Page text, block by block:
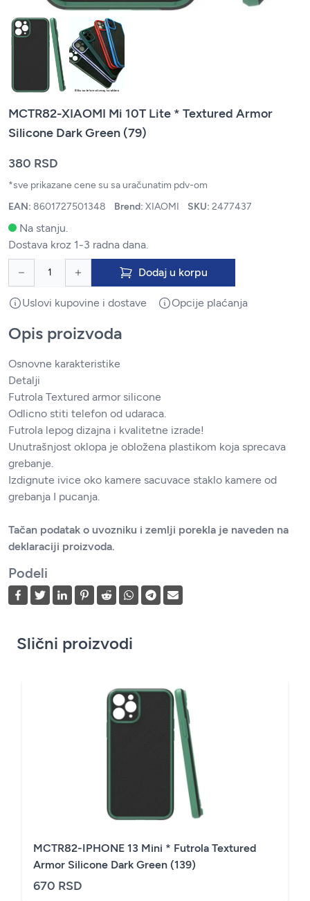
MCTR82-XIAOMI Mi 10T Lite * Textured Armor
Silicone Dark Green (79)
380 RSD
*sve prikazane cene su sa uračunatim pdv-om
EAN: 8601727501348 Brend: XIAOMI SKU: 2477437
Na stanju.
Dostava kroz 1-3 radna dana.
Dodaj u korpu
Uslovi kupovine i dostave Opcije plaćanja
Opis proizvoda
Osnovne karakteristike
Detalji
Futrola Textured armor silicone
Odlicno stiti telefon od udaraca.
Futrola lepog dizajna i kvalitetne izrade!
Unutrašnjost oklopa je obložena plastikom koja sprecava
grebanje.
Izdignute ivice oko kamere sacuvace staklo kamere od
grebanja I pucanja.
Tačan podatak o uvozniku i zemlji porekla je naveden na
deklaraciji proizvoda.
Podeli
Slični proizvodi
MCTR82-IPHONE 13 Mini * Futrola Textured
Armor Silicone Dark Green (139)
670 RSD